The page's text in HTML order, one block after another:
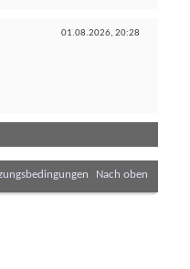
01.08.2026, 20:28
Nach oben